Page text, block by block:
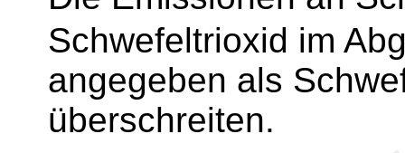
Schwefeltrioxid im
angegeben als
überschreiten.